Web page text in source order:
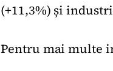
(+11,3%) și
Pentru mai multe